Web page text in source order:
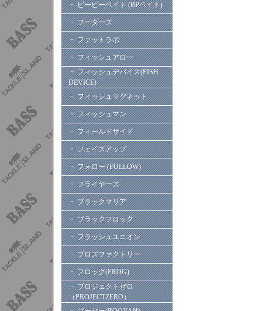
・ ビーピーベイト (BPベイト)
・ フーターズ
・ ファットラボ
・ フィッシュアロー
・ フィッシュデバイス(FISH
DEVICE)
・ フィッシュマグネット
・ フィッシュマン
・ フィールドサイド
・ フェイズアップ
・ フォロー (FOLLOW)
・ フライヤーズ
・ ブラックマリア
・ ブラックフロッグ
・ フラッシュユニオン
・ プロズファクトリー
・ フロッグ(FROG)
・ プロジェクトゼロ
（PROJECTZERO）